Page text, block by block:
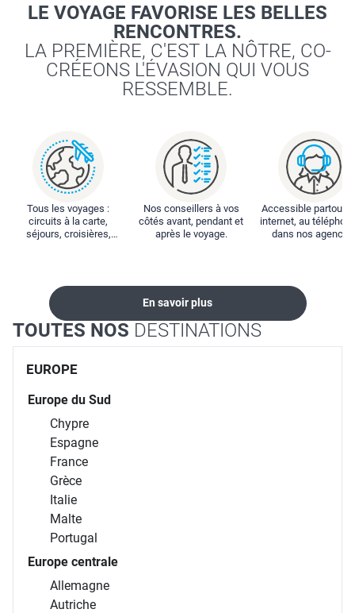
LE VOYAGE FAVORISE LES BELLES
RENCONTRES.
LA PREMIÈRE, C'EST LA NÔTRE, CO-
CRÉEONS L'ÉVASION QUI VOUS
RESSEMBLE.
Tous les voyages :
circuits à la carte,
séjours, croisières,
Nos conseillers à vos
côtés avant, pendant et
après le voyage.
Accessible partout :
internet, au
dans nos
En savoir plus
TOUTES NOS DESTINATIONS
EUROPE
Europe du Sud
Chypre
Espagne
France
Grèce
Italie
Malte
Portugal
Europe centrale
Allemagne
Autriche